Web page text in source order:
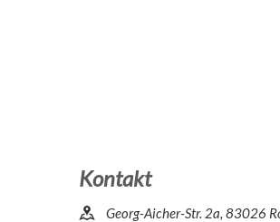
Kontakt
Georg-Aicher-Str. 2a, 83026